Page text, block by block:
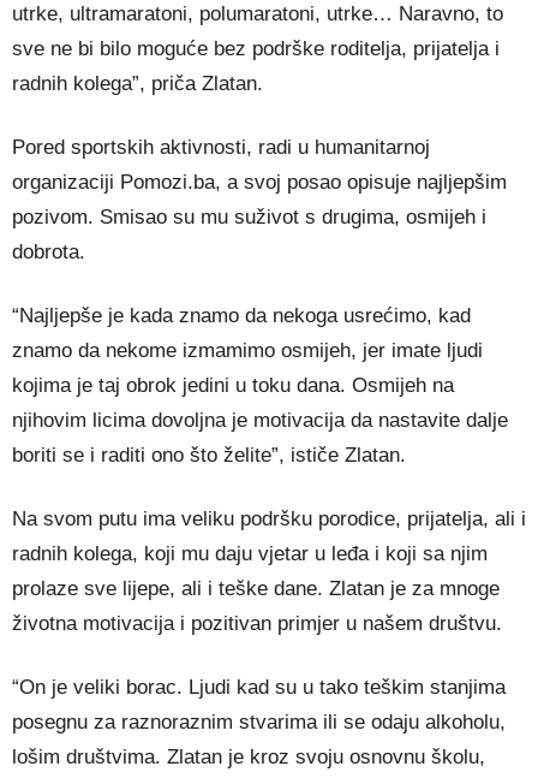
utrke, ultramaratoni, polumaratoni, utrke… Naravno, to
sve ne bi bilo moguće bez podrške roditelja, prijatelja i
radnih kolega”, priča Zlatan.
Pored sportskih aktivnosti, radi u humanitarnoj
organizaciji Pomozi.ba, a svoj posao opisuje najljepšim
pozivom. Smisao su mu suživot s drugima, osmijeh i
dobrota.
“Najljepše je kada znamo da nekoga usrećimo, kad
znamo da nekome izmamimo osmijeh, jer imate ljudi
kojima je taj obrok jedini u toku dana. Osmijeh na
njihovim licima dovoljna je motivacija da nastavite dalje
boriti se i raditi ono što želite”, ističe Zlatan.
Na svom putu ima veliku podršku porodice, prijatelja, ali i
radnih kolega, koji mu daju vjetar u leđa i koji sa njim
prolaze sve lijepe, ali i teške dane. Zlatan je za mnoge
životna motivacija i pozitivan primjer u našem društvu.
“On je veliki borac. Ljudi kad su u tako teškim stanjima
posegnu za raznoraznim stvarima ili se odaju alkoholu,
lošim društvima. Zlatan je kroz svoju osnovnu školu,